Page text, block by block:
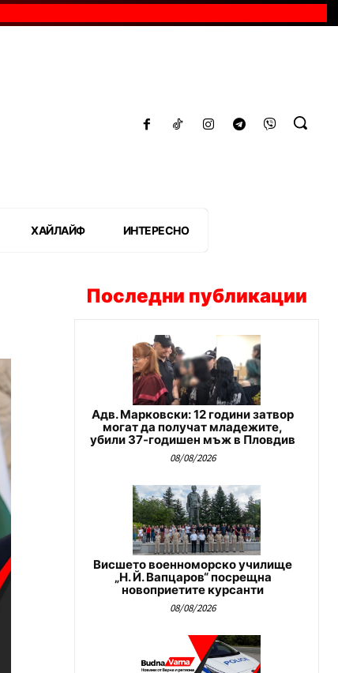
ХАЙЛАЙФ ИНТЕРЕСНО
Последни публикации
Адв. Марковски: 12 години затвор
могат да получат младежите,
убили 37-годишен мъж в Пловдив
08/08/2026
Висшето военноморско училище
„Н. Й. Вапцаров“ посрещна
новоприетите курсанти
08/08/2026